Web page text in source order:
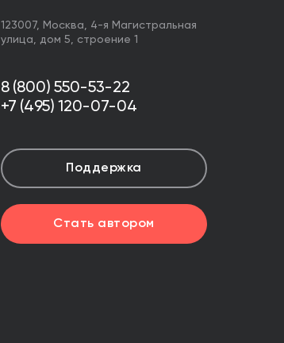
123007, Москва, 4-я Магистральная
улица, дом 5, строение 1
8 (800) 550-53-22
+7 (495) 120-07-04
Поддержка
Стать автором